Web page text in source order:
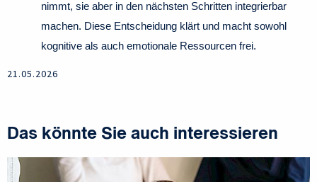
nimmt, sie aber in den nächsten Schritten integrierbar
machen. Diese Entscheidung klärt und macht sowohl
kognitive als auch emotionale Ressourcen frei.
21.05.2026
Das könnte Sie auch interessieren